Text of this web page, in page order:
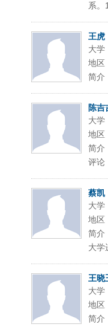
系。
王虎
大学
地区
简介
陈吉
大学
地区
简介
评论
蔡凯
大学
地区
简介
大学
王晓
大学
地区
简介